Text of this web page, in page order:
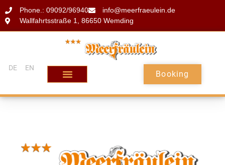
Phone.: 09092/96940
info@meerfraeulein.de
Wallfahrtsstraße 1, 86650 Wemding
DE EN
Booking